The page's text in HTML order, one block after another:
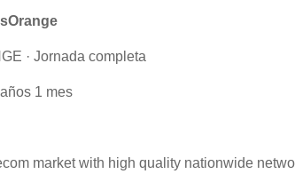
· Jornada completa
1 mes
market with high quality nationwide